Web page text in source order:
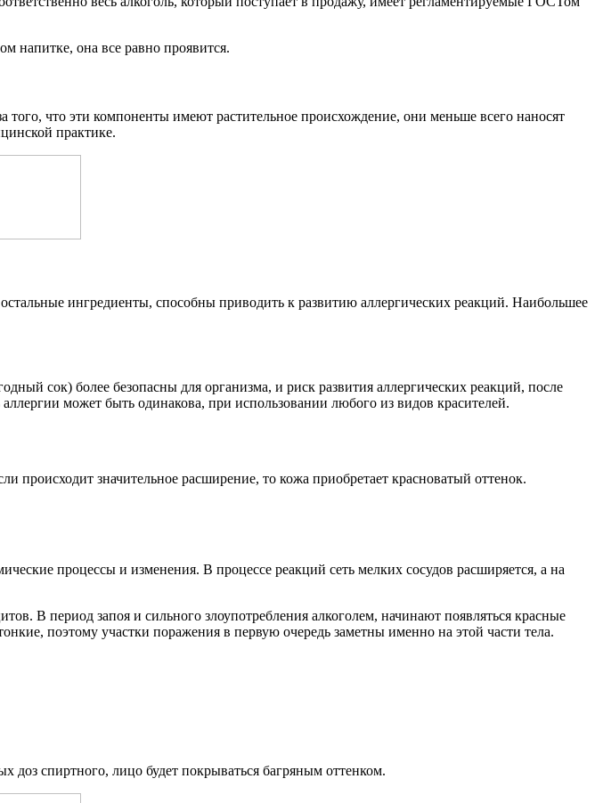
напитке, она все равно проявится.
что эти компоненты имеют растительное происхождение, они меньше всего наносят
практике.
ингредиенты, способны приводить к развитию аллергических реакций. Наибольшее
сок) более безопасны для организма, и риск развития аллергических реакций, после
может быть одинакова, при использовании любого из видов красителей.
происходит значительное расширение, то кожа приобретает красноватый оттенок.
процессы и изменения. В процессе реакций сеть мелких сосудов расширяется, а на
В период запоя и сильного злоупотребления алкоголем, начинают появляться красные
поэтому участки поражения в первую очередь заметны именно на этой части тела.
доз спиртного, лицо будет покрываться багряным оттенком.